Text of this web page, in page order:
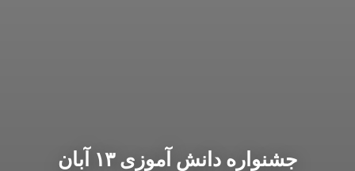
جشنواره دانش آموزی ۱۳ آبان